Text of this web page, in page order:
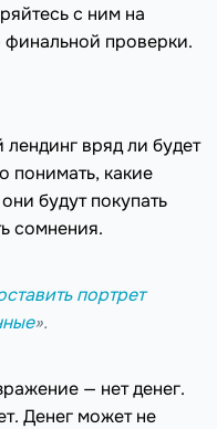
с ним на
финальной проверки.
вряд ли будет
понимать, какие
будут покупать
сомнения.
портрет
».
— нет денег.
Денег может не